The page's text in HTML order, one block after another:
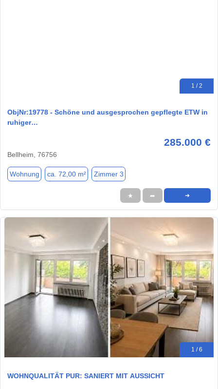
1 / 2
ObjNr:19778 - Schöne und ausgesprochen gepflegte ETW in
ruhiger…
285.000 €
Bellheim, 76756
Wohnung ca. 72,00 m² Zimmer 3
★ ➦ ➜
1 / 6
WOHNQUALITÄT PUR: SANIERT MIT AUSSICHT